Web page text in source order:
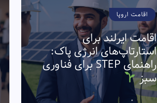
اقامت اروپا
اقامت ایرلند برای
استارتاپ‌های انرژی پاک:
راهنمای STEP برای فناوری
سبز